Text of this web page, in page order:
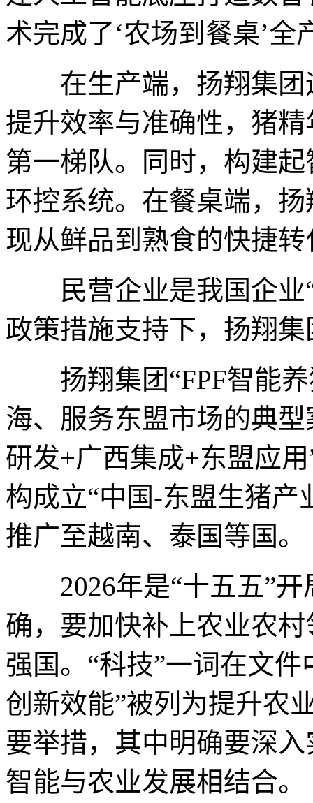
术完成了‘农场到餐桌’全
在生产端，扬翔集团
提升效率与准确性，猪
第一梯队。同时，构建
环控系统。在餐桌端，
现从鲜品到熟食的快捷转
民营企业是我国企业“
政策措施支持下，扬翔
扬翔集团“FPF智能养
海、服务东盟市场的典
研发+广西集成+东盟应
构成立“中国-东盟生猪产
推广至越南、泰国等国。
2026年是“十五五”开
确，要加快补上农业农
强国。“科技”一词在文
创新效能”被列为提升农
要举措，其中明确要深
智能与农业发展相结合。